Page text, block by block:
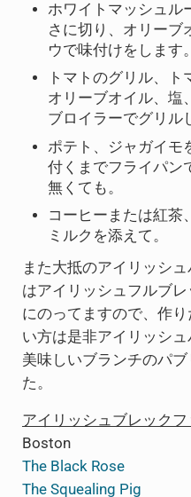
ホワイトマッシュル
さに切り、オリーブ
ウで味付けをします。
トマトのグリル、
オリーブオイル、塩
ブロイラーでグリル
ポテト、ジャガイモ
付くまでフライパン
無くても。
コーヒーまたは紅茶
ミルクを添えて。
また大抵のアイリッシ
はアイリッシュフルブ
にのってますので、作
い方は是非アイリッシ
美味しいブランチのパ
た。
アイリッシュブレック
Boston
The Black Rose
The Squealing Pig